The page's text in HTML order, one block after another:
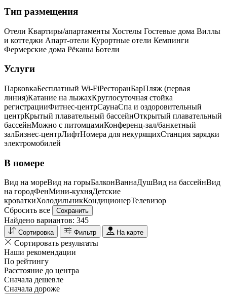
Тип размещения
Отели Квартиры/апартаменты Хостелы Гостевые дома Виллы
и коттеджи Апарт-отели Курортные отели Кемпинги
Фермерские дома Рёканы Ботели
Услуги
ПарковкаБесплатный Wi-FiРесторанБарПляж (первая
линия)Катание на лыжахКруглосуточная стойка
регистрацииФитнес-центрСаунаСпа и оздоровительный
центрКрытый плавательный бассейнОткрытый плавательный
бассейнМожно с питомцамиКонференц-зал/банкетный
залБизнес-центрЛифтНомера для некурящихCтанция зарядки
электромобилей
В номере
Вид на мореВид на горыБалконВаннаДушВид на бассейнВид
на городФенМини-кухняДетские
кроваткиХолодильникКондиционерТелевизор
Сбросить все
Сохранить
Найдено вариантов: 345
Сортировка Фильтр На карте
Сортировать результаты
Наши рекомендации
По рейтингу
Расстояние до центра
Сначала дешевле
Сначала дороже